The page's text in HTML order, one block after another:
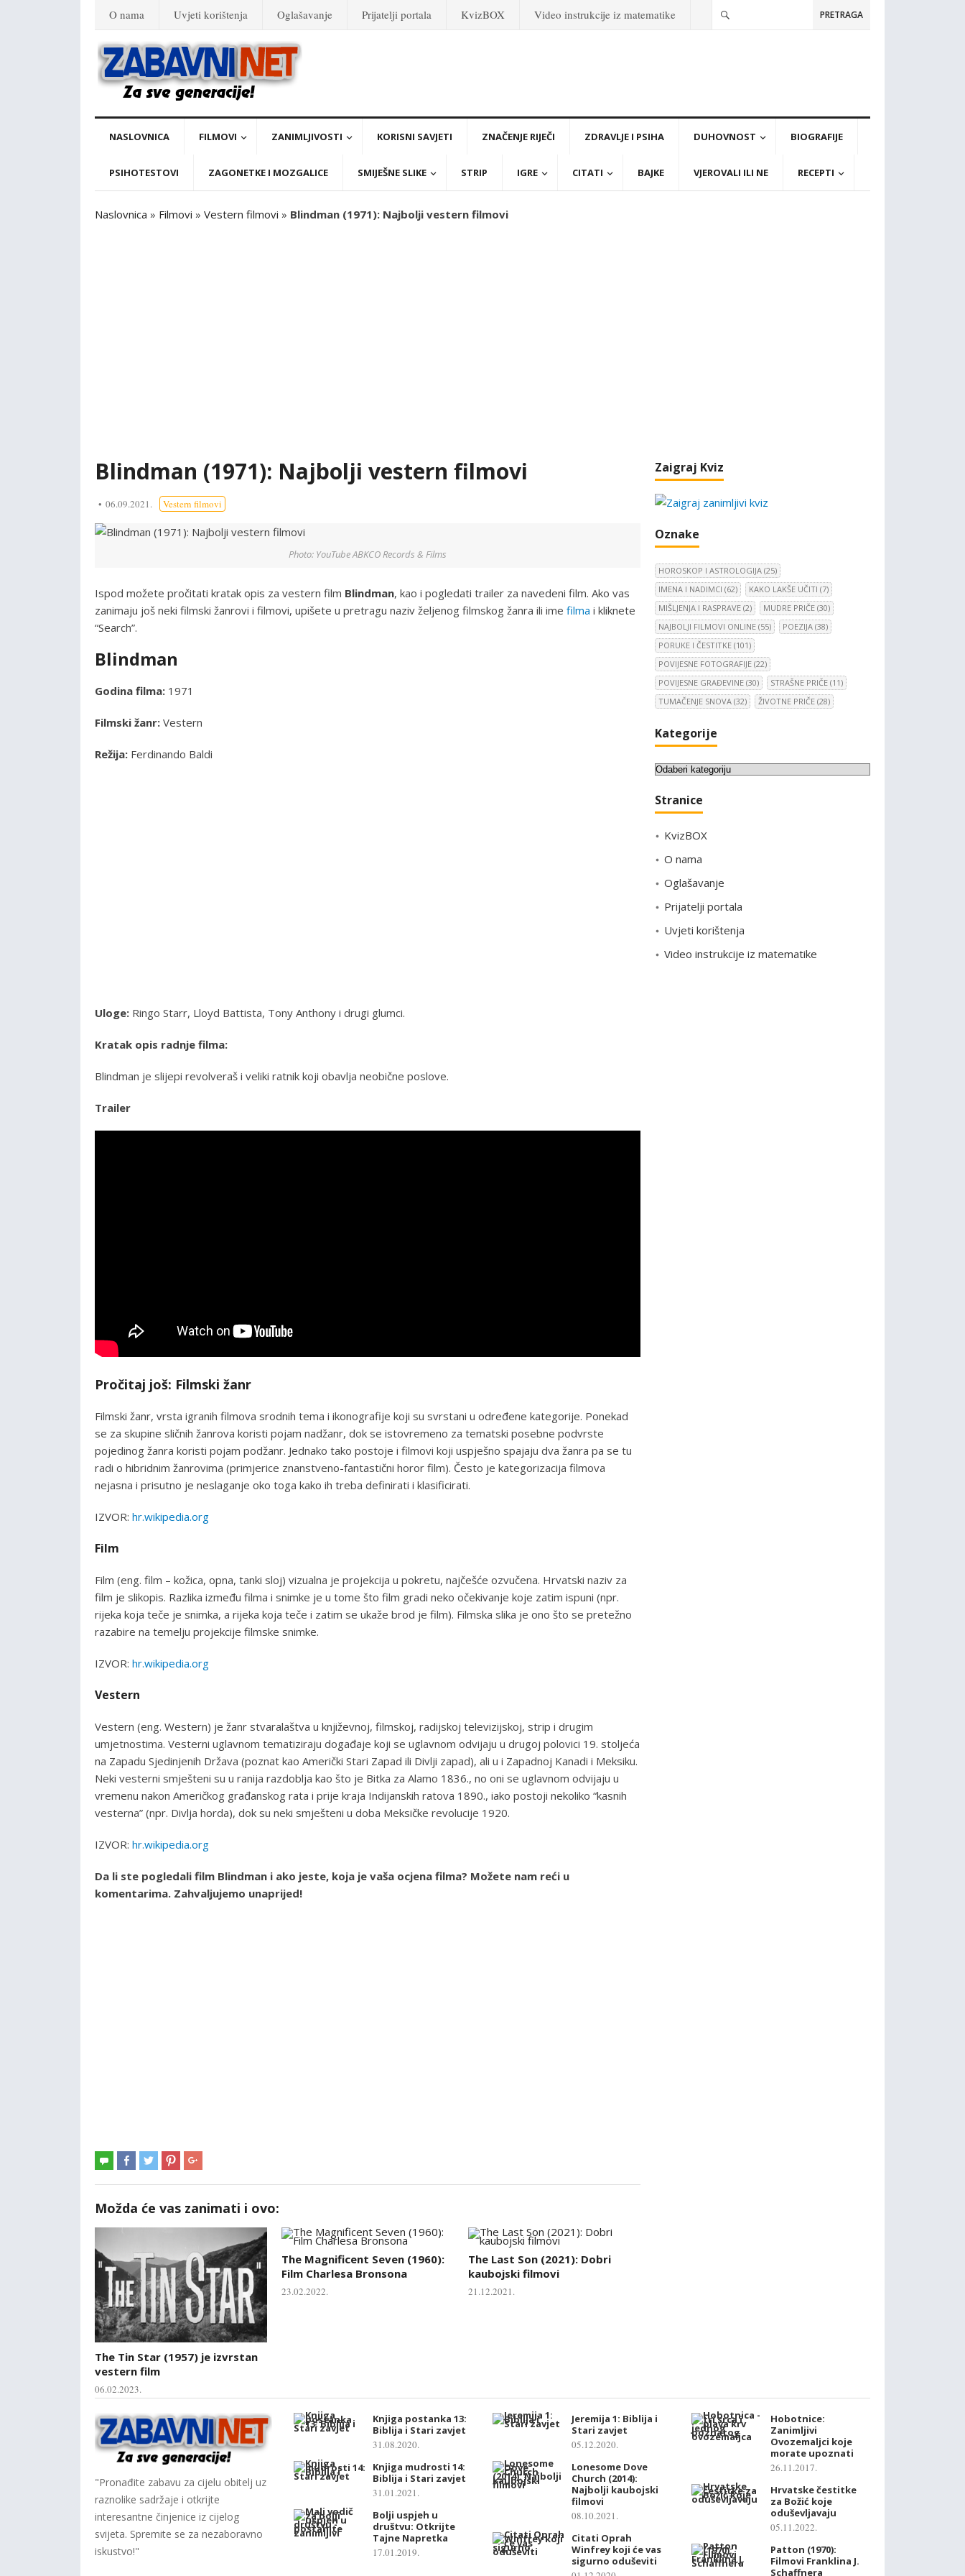
O nama Uvjeti korištenja Oglašavanje Prijatelji portala KvizBOX Video instrukcije iz matematike PRETRAGA
NASLOVNICA FILMOVI ZANIMLJIVOSTI KORISNI SAVJETI ZNAČENJE RIJEČI ZDRAVLJE I PSIHA DUHOVNOST BIOGRAFIJE
PSIHOTESTOVI ZAGONETKE I MOZGALICE SMIJEŠNE SLIKE STRIP IGRE CITATI BAJKE VJEROVALI ILI NE RECEPTI
Naslovnica » Filmovi » Vestern filmovi » Blindman (1971): Najbolji vestern filmovi
Blindman (1971): Najbolji vestern filmovi
06.09.2021. Vestern filmovi
Photo: YouTube ABKCO Records & Films
Ispod možete pročitati kratak opis za vestern film Blindman, kao i pogledati trailer za navedeni film. Ako vas
zanimaju još neki filmski žanrovi i filmovi, upišete u pretragu naziv željenog filmskog žanra ili ime filma i kliknete
“Search”.
Blindman
Godina filma: 1971
Filmski žanr: Vestern
Režija: Ferdinando Baldi
Uloge: Ringo Starr, Lloyd Battista, Tony Anthony i drugi glumci.
Kratak opis radnje filma:
Blindman je slijepi revolveraš i veliki ratnik koji obavlja neobične poslove.
Trailer
Pročitaj još: Filmski žanr
Filmski žanr, vrsta igranih filmova srodnih tema i ikonografije koji su svrstani u određene kategorije. Ponekad
se za skupine sličnih žanrova koristi pojam nadžanr, dok se istovremeno za tematski posebne podvrste
pojedinog žanra koristi pojam podžanr. Jednako tako postoje i filmovi koji uspješno spajaju dva žanra pa se tu
radi o hibridnim žanrovima (primjerice znanstveno-fantastični horor film). Često je kategorizacija filmova
nejasna i prisutno je neslaganje oko toga kako ih treba definirati i klasificirati.
IZVOR: hr.wikipedia.org
Film
Film (eng. film – kožica, opna, tanki sloj) vizualna je projekcija u pokretu, najčešće ozvučena. Hrvatski naziv za
film je slikopis. Razlika između filma i snimke je u tome što film gradi neko očekivanje koje zatim ispuni (npr.
rijeka koja teče je snimka, a rijeka koja teče i zatim se ukaže brod je film). Filmska slika je ono što se pretežno
razabire na temelju projekcije filmske snimke.
IZVOR: hr.wikipedia.org
Vestern
Vestern (eng. Western) je žanr stvaralaštva u književnoj, filmskoj, radijskoj televizijskoj, strip i drugim
umjetnostima. Vesterni uglavnom tematiziraju događaje koji se uglavnom odvijaju u drugoj polovici 19. stoljeća
na Zapadu Sjedinjenih Država (poznat kao Američki Stari Zapad ili Divlji zapad), ali u i Zapadnoj Kanadi i Meksiku.
Neki vesterni smješteni su u ranija razdoblja kao što je Bitka za Alamo 1836., no oni se uglavnom odvijaju u
vremenu nakon Američkog građanskog rata i prije kraja Indijanskih ratova 1890., iako postoji nekoliko “kasnih
vesterna” (npr. Divlja horda), dok su neki smješteni u doba Meksičke revolucije 1920.
IZVOR: hr.wikipedia.org
Da li ste pogledali film Blindman i ako jeste, koja je vaša ocjena filma? Možete nam reći u
komentarima. Zahvaljujemo unaprijed!
Možda će vas zanimati i ovo:
The Tin Star (1957) je izvrstan
vestern film
06.02.2023.
The Magnificent Seven (1960):
Film Charlesa Bronsona
23.02.2022.
The Last Son (2021): Dobri
kaubojski filmovi
21.12.2021.
Zaigraj Kviz
Oznake
HOROSKOP I ASTROLOGIJA (25)
IMENA I NADIMCI (62) KAKO LAKŠE UČITI (7)
MIŠLJENJA I RASPRAVE (2) MUDRE PRIČE (30)
NAJBOLJI FILMOVI ONLINE (55) POEZIJA (38)
PORUKE I ČESTITKE (101)
POVIJESNE FOTOGRAFIJE (22)
POVIJESNE GRAĐEVINE (30) STRAŠNE PRIČE (11)
TUMAČENJE SNOVA (32) ŽIVOTNE PRIČE (28)
Kategorije
K
t
g
o
i
j
Stranice
KvizBOX
O nama
Oglašavanje
Prijatelji portala
Uvjeti korištenja
Video instrukcije iz matematike
"Pronađite zabavu za cijelu obitelj uz
raznolike sadržaje i otkrijte
interesantne činjenice iz cijelog
svijeta. Spremite se za nezaboravno
iskustvo!"
Knjiga postanka 13:
Biblija i Stari zavjet
31.08.2020.
Knjiga mudrosti 14:
Biblija i Stari zavjet
31.01.2021.
Bolji uspjeh u
društvu: Otkrijte
Tajne Napretka
17.01.2019.
Jeremija 1: Biblija i
Stari zavjet
05.12.2020.
Lonesome Dove
Church (2014):
Najbolji kaubojski
filmovi
08.10.2021.
Citati Oprah
Winfrey koji će vas
sigurno oduševiti
Hobotnice:
Zanimljivi
Ovozemaljci koje
morate upoznati
26.11.2017.
Hrvatske čestitke
za Božić koje
oduševljavaju
05.11.2022.
Patton (1970):
Filmovi Franklina J.
Schaffnera